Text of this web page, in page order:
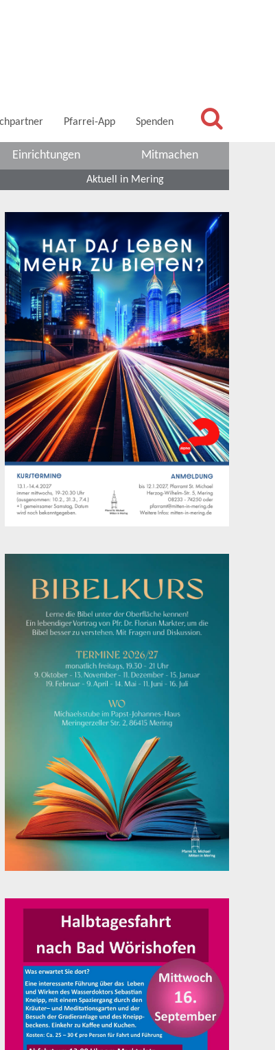
Pfarrei-App Spenden
Einrichtungen Mitmachen
Aktuell in Mering